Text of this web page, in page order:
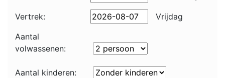
Vertrek:
Vrijdag
Aantal
volwassenen:
Aantal kinderen: